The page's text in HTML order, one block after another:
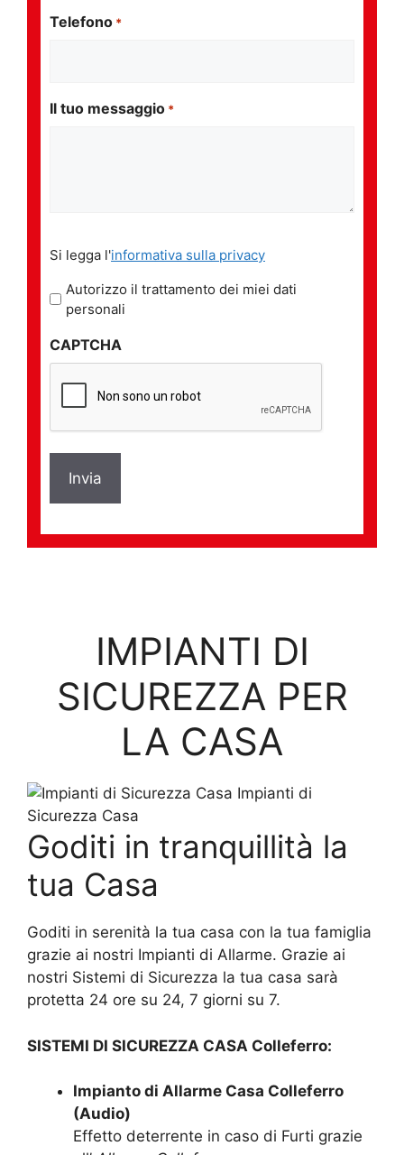
Telefono *
Il tuo messaggio *
legga
l'informativa
sulla
*
Si legga l'informativa sulla privacy
Autorizzo il trattamento dei miei dati
personali
CAPTCHA
IMPIANTI DI
SICUREZZA PER
LA CASA
Impianti di
Sicurezza Casa
Goditi in tranquillità la
tua Casa
Goditi in serenità la tua casa con la tua famiglia
grazie ai nostri Impianti di Allarme. Grazie ai
nostri Sistemi di Sicurezza la tua casa sarà
protetta 24 ore su 24, 7 giorni su 7.
SISTEMI DI SICUREZZA CASA Colleferro:
Impianto di Allarme Casa Colleferro
(Audio)
Effetto deterrente in caso di Furti grazie